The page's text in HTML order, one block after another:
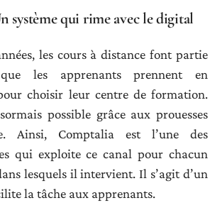
système qui rime avec le digital
les cours à distance font partie
les apprenants prennent en
choisir leur centre de formation.
possible grâce aux prouesses
Ainsi, Comptalia est l’une des
qui exploite ce canal pour chacun
lesquels il intervient. Il s’agit d’un
la tâche aux apprenants.